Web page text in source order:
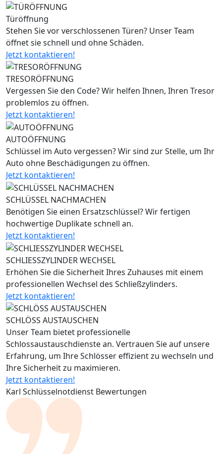
Türöffnung
Stehen Sie vor verschlossenen Türen? Unser Team
öffnet sie schnell und ohne Schäden.
Jetzt kontaktieren!
TRESORÖFFNUNG
Vergessen Sie den Code? Wir helfen Ihnen, Ihren Tresor
problemlos zu öffnen.
Jetzt kontaktieren!
AUTOÖFFNUNG
Schlüssel im Auto vergessen? Wir sind zur Stelle, um Ihr
Auto ohne Beschädigungen zu öffnen.
Jetzt kontaktieren!
SCHLÜSSEL NACHMACHEN
Benötigen Sie einen Ersatzschlüssel? Wir fertigen
hochwertige Duplikate schnell an.
Jetzt kontaktieren!
SCHLIESSZYLINDER WECHSEL
Erhöhen Sie die Sicherheit Ihres Zuhauses mit einem
professionellen Wechsel des Schließzylinders.
Jetzt kontaktieren!
SCHLÖSS AUSTAUSCHEN
Unser Team bietet professionelle
Schlossaustauschdienste an. Vertrauen Sie auf unsere
Erfahrung, um Ihre Schlösser effizient zu wechseln und
Ihre Sicherheit zu maximieren.
Jetzt kontaktieren!
Karl Schlüsselnotdienst Bewertungen